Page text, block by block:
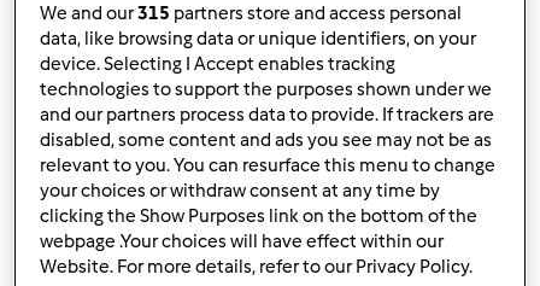
podwyższa Twoje miejsce w rankingu społecznościowym,
który określany jest numerem wewnątrz fartucha obok
nazwy użytkownika.
W JAKI SPOSÓB MOŻESZ OTRZYMAĆ
PUNKTY ZA AKTYWNOŚĆ?
Punkty można otrzymać za aktywności, które są
wymienione poniżej. Za każdym razem, gdy otrzymujesz
punkty, są one dodawane to Twojej kariery użytkownika.
We and our315 partners store and access personal
data, like browsing data or unique identifiers, on your
device. Selecting I Accept enables tracking
technologies to support the purposes shown under we
and our partners process data to provide. If trackers are
disabled, some content and ads you see may not be as
relevant to you. You can resurface this menu to change
your choices or withdraw consent at any time by
clicking the Show Purposes link on the bottom of the
webpage .Your choices will have effect within our
Website. For more details, refer to our Privacy Policy.